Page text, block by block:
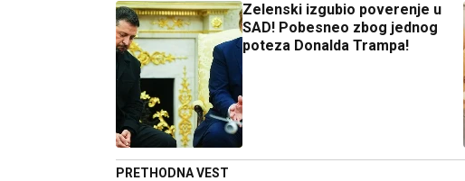
Zelenski izgubio poverenje u
SAD! Pobesneo zbog jednog
poteza Donalda Trampa!
PRETHODNA VEST